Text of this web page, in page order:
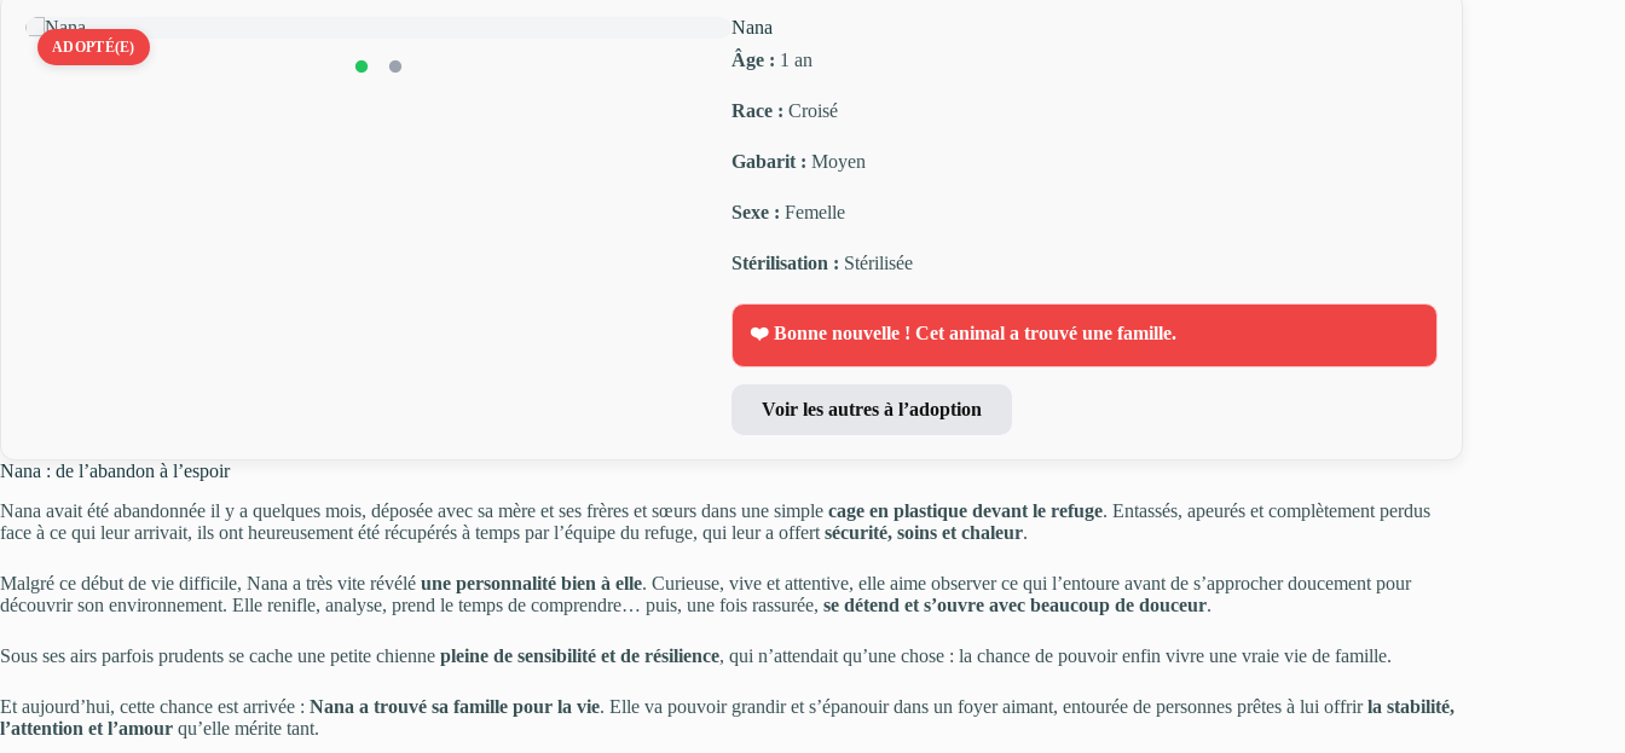
ADOPTÉ(E)
Nana
Âge : 1 an
Race : Croisé
Gabarit : Moyen
Sexe : Femelle
Stérilisation : Stérilisée
❤️ Bonne nouvelle ! Cet animal a trouvé une famille.
Voir les autres à l’adoption
Nana : de l’abandon à l’espoir
Nana avait été abandonnée il y a quelques mois, déposée avec sa mère et ses frères et sœurs dans une simple cage en plastique devant le refuge. Entassés, apeurés et complètement perdus
face à ce qui leur arrivait, ils ont heureusement été récupérés à temps par l’équipe du refuge, qui leur a offert sécurité, soins et chaleur.
Malgré ce début de vie difficile, Nana a très vite révélé une personnalité bien à elle. Curieuse, vive et attentive, elle aime observer ce qui l’entoure avant de s’approcher doucement pour
découvrir son environnement. Elle renifle, analyse, prend le temps de comprendre… puis, une fois rassurée, se détend et s’ouvre avec beaucoup de douceur.
Sous ses airs parfois prudents se cache une petite chienne pleine de sensibilité et de résilience, qui n’attendait qu’une chose : la chance de pouvoir enfin vivre une vraie vie de famille.
Et aujourd’hui, cette chance est arrivée : Nana a trouvé sa famille pour la vie. Elle va pouvoir grandir et s’épanouir dans un foyer aimant, entourée de personnes prêtes à lui offrirla stabilité,
l’attention et l’amour qu’elle mérite tant.